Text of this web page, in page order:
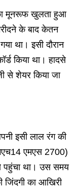
मूनरूफ खुलता हुआ
के बाद केतन
था। इसी दौरान
किया था। हादसे
से शेयर किया जा
इसी लाल रंग की
एमएस 2700)
पहुंचा था। उस समय
जिंदगी का आखिरी